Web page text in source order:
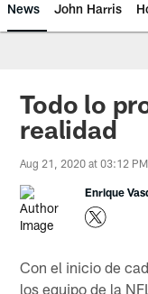
News John Harris
Todo lo
realidad
Aug 21, 2020 at 03:12 PM
Enrique
Con el inicio de
los equipo de la